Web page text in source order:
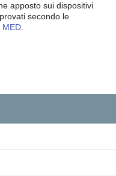
apposto sui dispositivi
secondo le
MED